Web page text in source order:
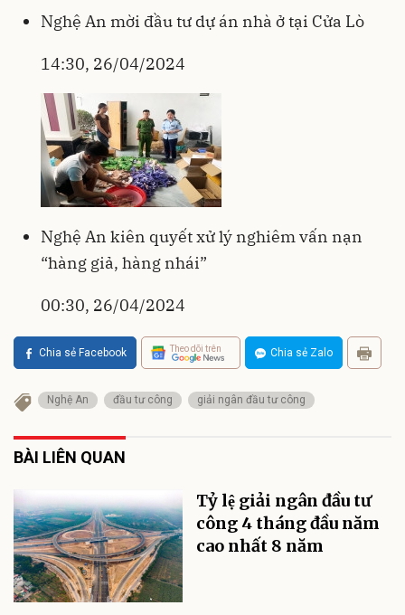
Nghệ An mời đầu tư dự án nhà ở tại Cửa Lò
14:30, 26/04/2024
Nghệ An kiên quyết xử lý nghiêm vấn nạn
“hàng giả, hàng nhái”
00:30, 26/04/2024
Chia sẻ Facebook Theo dõi trên Chia sẻ Zalo
Nghệ An đầu tư công giải ngân đầu tư công
BÀI LIÊN QUAN
Tỷ lệ giải ngân đầu tư
công 4 tháng đầu năm
cao nhất 8 năm